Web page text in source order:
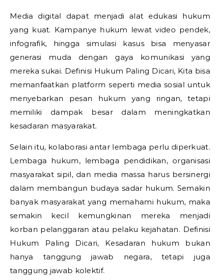
Media digital dapat menjadi alat edukasi hukum
yang kuat. Kampanye hukum lewat video pendek,
infografik, hingga simulasi kasus bisa menyasar
generasi muda dengan gaya komunikasi yang
mereka sukai. Definisi Hukum Paling Dicari, Kita bisa
memanfaatkan platform seperti media sosial untuk
menyebarkan pesan hukum yang ringan, tetapi
memiliki dampak besar dalam meningkatkan
kesadaran masyarakat.
Selain itu, kolaborasi antar lembaga perlu diperkuat.
Lembaga hukum, lembaga pendidikan, organisasi
masyarakat sipil, dan media massa harus bersinergi
dalam membangun budaya sadar hukum. Semakin
banyak masyarakat yang memahami hukum, maka
semakin kecil kemungkinan mereka menjadi
korban pelanggaran atau pelaku kejahatan. Definisi
Hukum Paling Dicari, Kesadaran hukum bukan
hanya tanggung jawab negara, tetapi juga
tanggung jawab kolektif.